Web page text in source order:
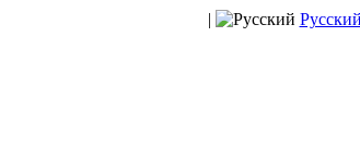
| Русский